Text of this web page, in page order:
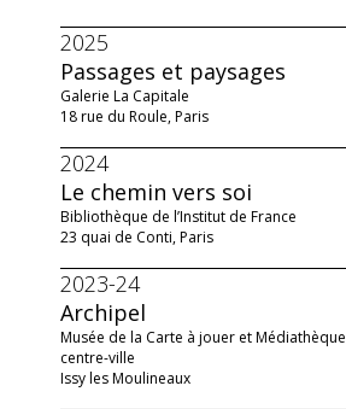
2025
Passages et paysages
Galerie La Capitale
18 rue du Roule, Paris
2024
Le chemin vers soi
Bibliothèque de l’Institut de France
23 quai de Conti, Paris
2023-24
Archipel
Musée de la Carte à jouer et Médiathèque
centre-ville
Issy les Moulineaux